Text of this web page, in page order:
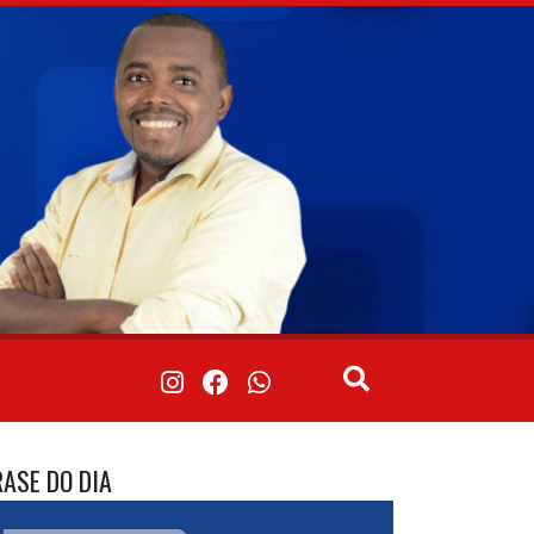
DO DIA